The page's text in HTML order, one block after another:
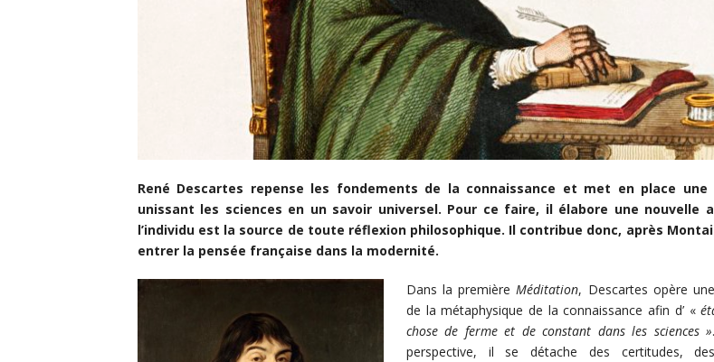
René Descartes repense les fondements de la connaissance et met en place une
unissant les sciences en un savoir universel. Pour ce faire, il élabore une nouvelle
l’individu est la source de toute réflexion philosophique. Il contribue donc, après
entrer la pensée française dans la modernité.
Dans la premièreMéditation, Descartes opère
de la métaphysique de la connaissance afin d’ «
chose de ferme et de constant dans les sciences »
perspective, il se détache des certitudes,